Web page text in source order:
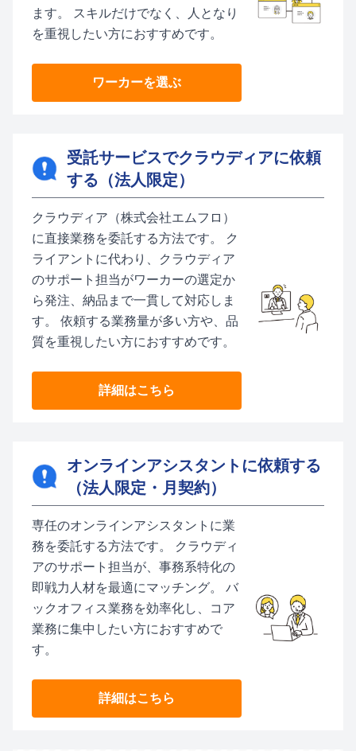
ます。 スキルだけでなく、人となり
を重視したい方におすすめです。
ワーカーを選ぶ
受託サービスでクラウディアに依頼
する（法人限定）
クラウディア（株式会社エムフロ）
に直接業務を委託する方法です。 ク
ライアントに代わり、クラウディア
のサポート担当がワーカーの選定か
ら発注、納品まで一貫して対応しま
す。 依頼する業務量が多い方や、品
質を重視したい方におすすめです。
詳細はこちら
オンラインアシスタントに依頼する
（法人限定・月契約）
専任のオンラインアシスタントに業
務を委託する方法です。 クラウディ
アのサポート担当が、事務系特化の
即戦力人材を最適にマッチング。 バ
ックオフィス業務を効率化し、コア
業務に集中したい方におすすめで
す。
詳細はこちら